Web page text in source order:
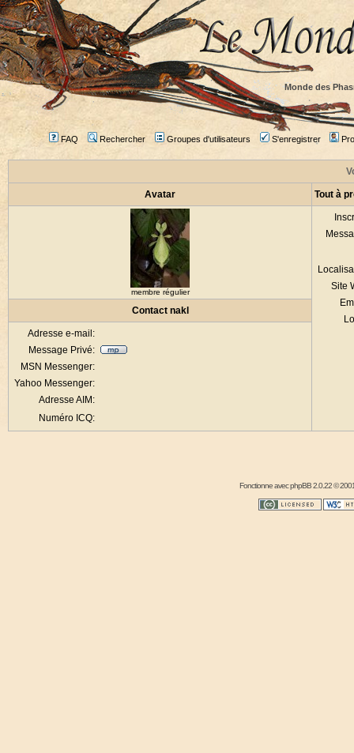
Monde des
FAQ Rechercher Groupes d'utilisateurs S'enregistrer
Avatar Tout à
membre régulier
Site
Contact nakl
Adresse e-mail:
Message Privé:
MSN Messenger:
Yahoo Messenger:
Adresse AIM:
Numéro ICQ:
Fonctionne avecphpBB2.0.22 ©